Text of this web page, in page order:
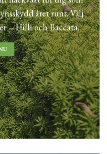
året runt. Välj
– Hilli och Baccata.